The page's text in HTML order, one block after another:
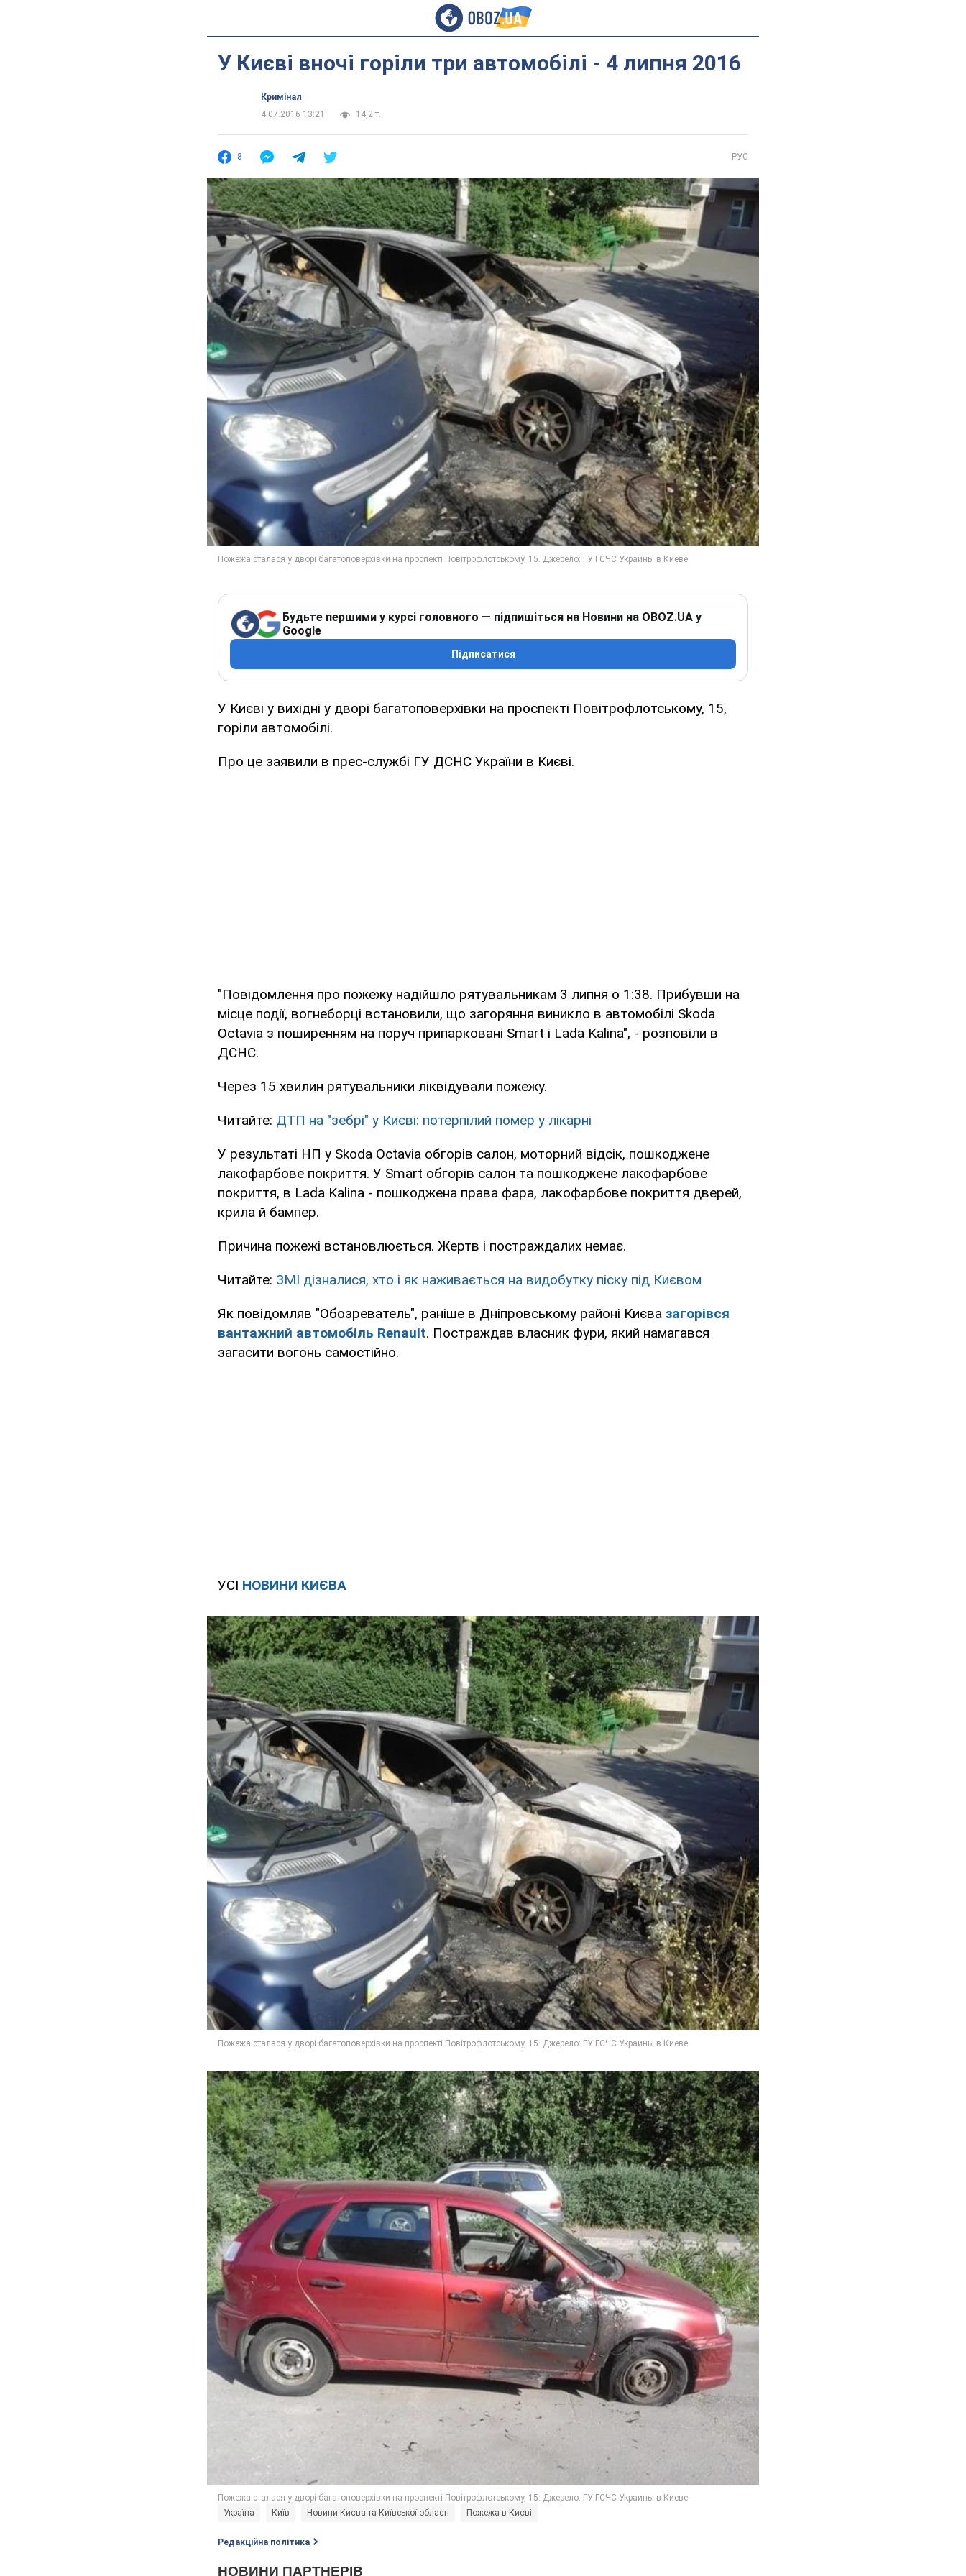
У Києві вночі горіли три автомобілі - 4 липня 2016
Кримінал
4.07.2016 13:21
14,2 т.
8 РУС
Будьте першими у курсі головного — підпишіться на Новини на OBOZ.UA у
Google
Підписатися
У Києві у вихідні у дворі багатоповерхівки на проспекті Повітрофлотському, 15,
горіли автомобілі.
Про це заявили в прес-службі ГУ ДСНС України в Києві.
"Повідомлення про пожежу надійшло рятувальникам 3 липня о 1:38. Прибувши на
місце події, вогнеборці встановили, що загоряння виникло в автомобілі Skoda
Octavia з поширенням на поруч припарковані Smart і Lada Kalina", - розповіли в
ДСНС.
Через 15 хвилин рятувальники ліквідували пожежу.
Читайте: ДТП на "зебрі" у Києві: потерпілий помер у лікарні
У результаті НП у Skoda Octavia обгорів салон, моторний відсік, пошкоджене
лакофарбове покриття. У Smart обгорів салон та пошкоджене лакофарбове
покриття, в Lada Kalina - пошкоджена права фара, лакофарбове покриття дверей,
крила й бампер.
Причина пожежі встановлюється. Жертв і постраждалих немає.
Читайте: ЗМІ дізналися, хто і як наживається на видобутку піску під Києвом
Як повідомляв "Обозреватель", раніше в Дніпровському районі Києва загорівся
вантажний автомобіль Renault. Постраждав власник фури, який намагався
загасити вогонь самостійно.
УСІ НОВИНИ КИЄВА
Україна Київ Новини Києва та Київської області Пожежа в Києві
Редакційна політика